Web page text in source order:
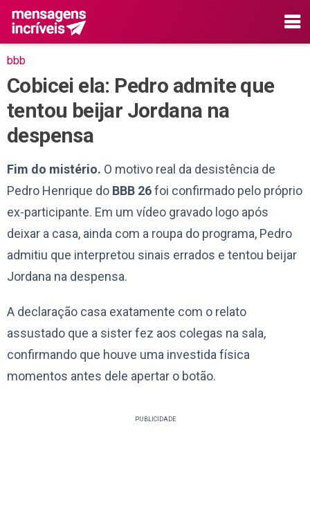
bbb
Cobicei ela: Pedro admite que
tentou beijar Jordana na
despensa
Fim do mistério. O motivo real da desistência de
Pedro Henrique do BBB 26foi confirmado pelo próprio
ex-participante. Em um vídeo gravado logo após
deixar a casa, ainda com a roupa do programa, Pedro
admitiu que interpretou sinais errados e tentou beijar
Jordana na despensa.
A declaração casa exatamente com o relato
assustado que a sister fez aos colegas na sala,
confirmando que houve uma investida física
momentos antes dele apertar o botão.
PUBLICIDADE